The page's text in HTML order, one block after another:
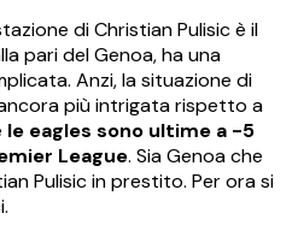
di Christian Pulisic è il
pari del Genoa, ha una
Anzi, la situazione di
più intrigata rispetto a
le eagles sono ultime a -5
League. Sia Genoa che
Pulisic in prestito. Per ora si